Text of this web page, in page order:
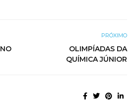
PRÓXIMO
OLIMPÍADAS DA
QUÍMICA JÚNIOR